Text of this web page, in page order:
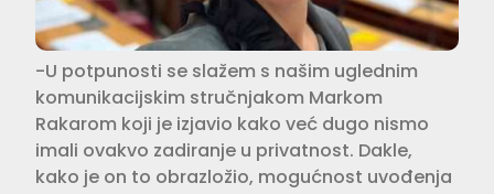
-U potpunosti se slažem s našim uglednim
komunikacijskim stručnjakom Markom
Rakarom koji je izjavio kako već dugo nismo
imali ovakvo zadiranje u privatnost. Dakle,
kako je on to obrazložio, mogućnost uvođenja